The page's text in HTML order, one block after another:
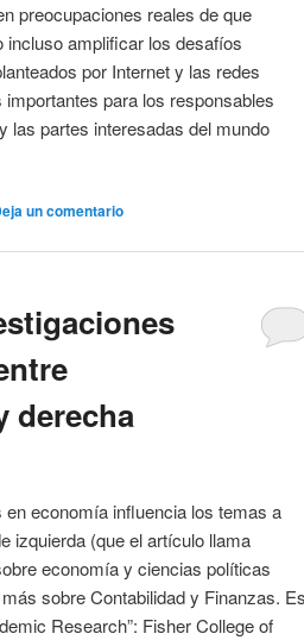
preocupaciones reales de que
incluso amplificar los desafíos
por Internet y las redes
para los responsables
las partes interesadas del mundo
un comentario
derecha
economía influencia los temas a
izquierda (que el artículo llama
economía y ciencias políticas
sobre Contabilidad y Finanzas. Es
Research”: Fisher College of